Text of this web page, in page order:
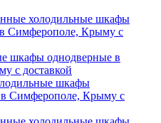
холодильные шкафы
Симферополе, Крыму с
шкафы однодверные в
с доставкой
шкафы
Симферополе, Крыму с